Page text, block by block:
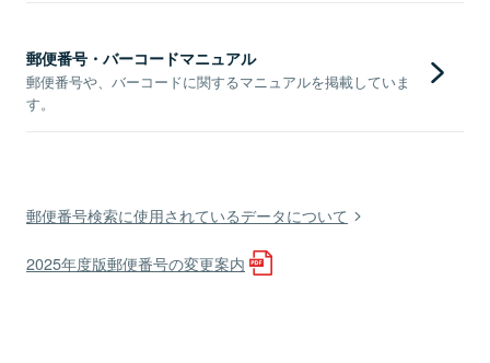
郵便番号・バーコードマニュアル
郵便番号や、バーコードに関するマニュアルを掲載していま
す。
郵便番号検索に使用されているデータについて
2025年度版郵便番号の変更案内